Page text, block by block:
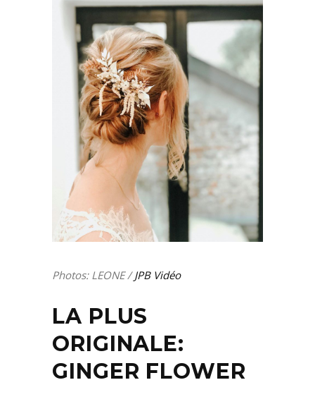
Photos: LEONE /JPB Vidéo
LA PLUS
ORIGINALE:
GINGER FLOWER